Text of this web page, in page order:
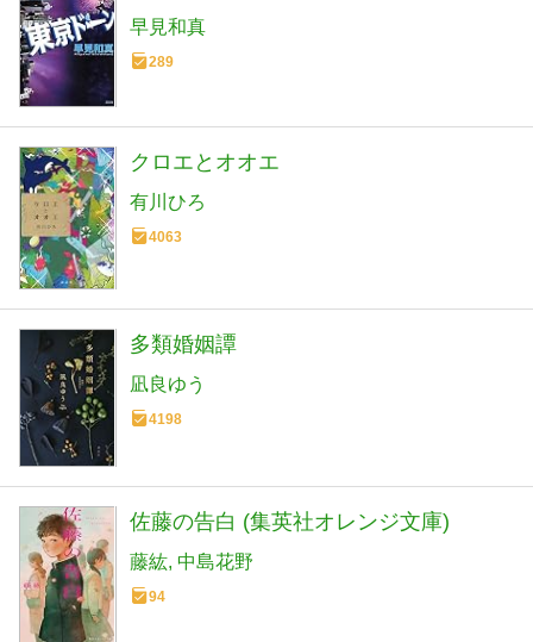
早見和真
289
クロエとオオエ
有川ひろ
4063
多類婚姻譚
凪良ゆう
4198
佐藤の告白 (集英社オレンジ文庫)
藤紘 中島花野
94